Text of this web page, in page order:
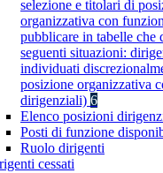
selezione e titolari di
organizzativa con
pubblicare in tabelle che
seguenti situazioni:
individuati
posizione organizzativa
dirigenziali) 6
Elenco posizioni
Posti di funzione
Ruolo dirigenti
cessati